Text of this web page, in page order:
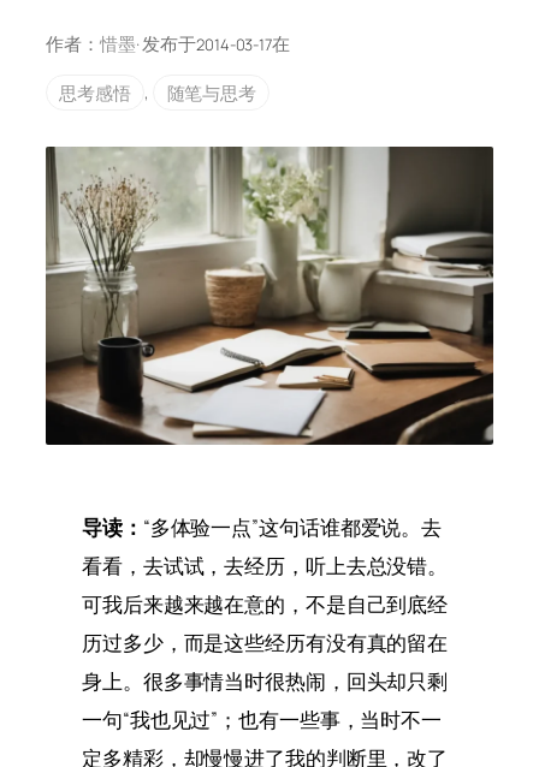
作者： 惜墨· 发布于2014-03-17在
思考感悟 , 随笔与思考
导读： “多体验一点”这句话谁都爱说。去
看看，去试试，去经历，听上去总没错。
可我后来越来越在意的，不是自己到底经
历过多少，而是这些经历有没有真的留在
身上。很多事情当时很热闹，回头却只剩
一句“我也见过”；也有一些事，当时不一
定多精彩，却慢慢进了我的判断里，改了